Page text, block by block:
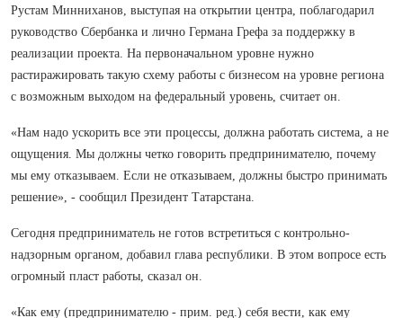
Рустам Минниханов, выступая на открытии центра, поблагодарил
руководство Сбербанка и лично Германа Грефа за поддержку в
реализации проекта. На первоначальном уровне нужно
растиражировать такую схему работы с бизнесом на уровне региона
с возможным выходом на федеральный уровень, считает он.
«Нам надо ускорить все эти процессы, должна работать система, а не
ощущения. Мы должны четко говорить предпринимателю, почему
мы ему отказываем. Если не отказываем, должны быстро принимать
решение», - сообщил Президент Татарстана.
Сегодня предприниматель не готов встретиться с контрольно-
надзорным органом, добавил глава республики. В этом вопросе есть
огромный пласт работы, сказал он.
«Как ему (предпринимателю - прим. ред.) себя вести, как ему